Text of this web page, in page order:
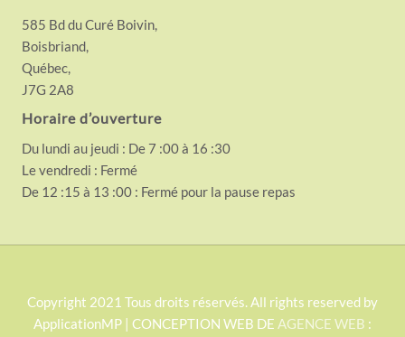
585 Bd du Curé Boivin,
Boisbriand,
Québec,
J7G 2A8
Horaire d’ouverture
Du lundi au jeudi : De 7 :00 à 16 :30
Le vendredi : Fermé
De 12 :15 à 13 :00 : Fermé pour la pause repas
S
Copyright 2021 Tous droits réservés. All rights reserved by
ApplicationMP | CONCEPTION WEB DE AGENCE WEB :